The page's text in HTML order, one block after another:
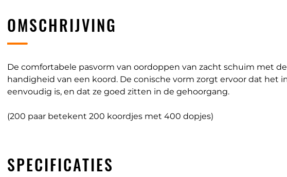
OMSCHRIJVING
De comfortabele pasvorm van oordoppen van zacht schuim met de
handigheid van een koord. De conische vorm zorgt ervoor dat het
eenvoudig is, en dat ze goed zitten in de gehoorgang.
(200 paar betekent 200 koordjes met 400 dopjes)
SPECIFICATIES